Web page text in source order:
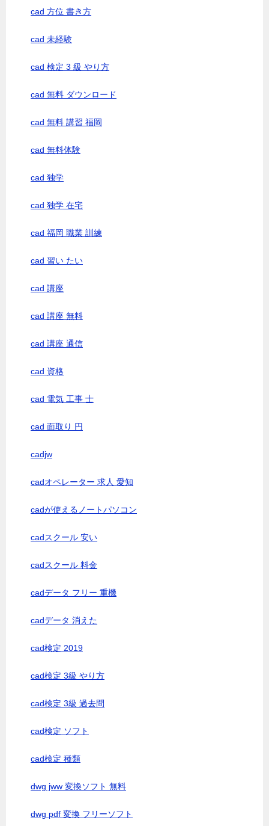
cad 方位 書き方
cad 未経験
cad 検定 3 級 やり方
cad 無料 ダウンロード
cad 無料 講習 福岡
cad 無料体験
cad 独学
cad 独学 在宅
cad 福岡 職業 訓練
cad 習い たい
cad 講座
cad 講座 無料
cad 講座 通信
cad 資格
cad 電気 工事 士
cad 面取り 円
cadjw
cadオペレーター 求人 愛知
cadが使えるノートパソコン
cadスクール 安い
cadスクール 料金
cadデータ フリー 重機
cadデータ 消えた
cad検定 2019
cad検定 3級 やり方
cad検定 3級 過去問
cad検定 ソフト
cad検定 種類
dwg jww 変換ソフト 無料
dwg pdf 変換 フリーソフト